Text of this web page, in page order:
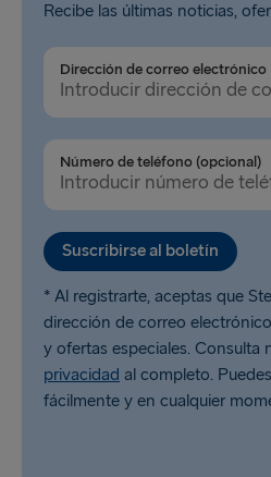
Recibe las últimas noticias,
Dirección de correo electrónico
Número de teléfono (opcional)
Suscribirse al boletín
* Al registrarte, aceptas que
dirección de correo
y ofertas especiales. Consulta
privacidad al completo.
fácilmente y en cualquier